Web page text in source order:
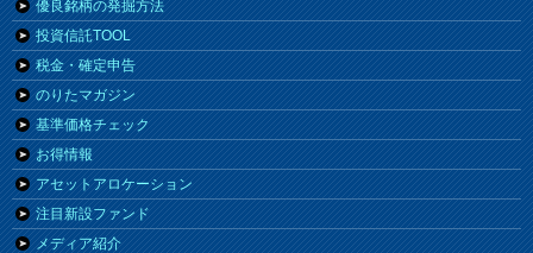
優良銘柄の発掘方法
投資信託TOOL
税金・確定申告
のりたマガジン
基準価格チェック
お得情報
アセットアロケーション
注目新設ファンド
メディア紹介